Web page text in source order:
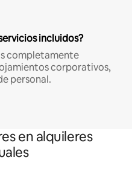
incluidos?
completamente
corporativos,
personal.
en alquileres